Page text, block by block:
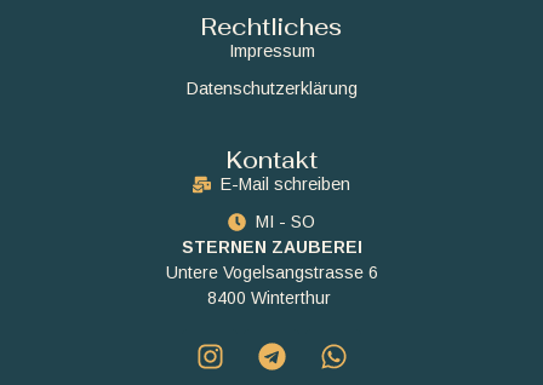
Rechtliches
Impressum
Datenschutzerklärung
Kontakt
E-Mail schreiben
MI - SO
STERNEN ZAUBEREI
Untere Vogelsangstrasse 6
8400 Winterthur